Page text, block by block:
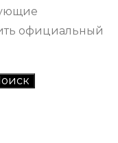
официальный